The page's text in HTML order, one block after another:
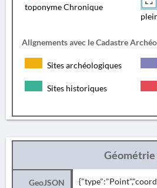
toponyme Chronique
Alignements avec le Cadastre
Sites archéologiques
Sites historiques
Géométrie
GeoJSON